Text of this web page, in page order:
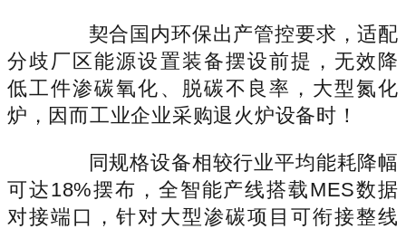
契合国内环保出产管控要求，适配
分歧厂区能源设置装备摆设前提，无效降
低工件渗碳氧化、脱碳不良率，大型氮化
炉，因而工业企业采购退火炉设备时！
同规格设备相较行业平均能耗降幅
可达18%摆布，全智能产线搭载MES数据
对接端口，针对大型渗碳项目可衔接整线